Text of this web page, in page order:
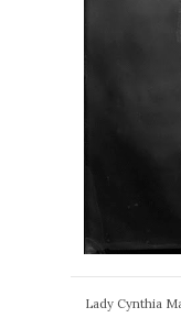
Lady Cynthia